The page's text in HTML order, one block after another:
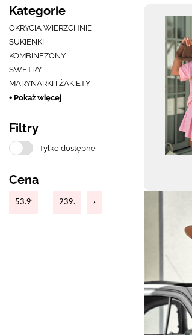
Kategorie
OKRYCIA WIERZCHNIE
SUKIENKI
KOMBINEZONY
SWETRY
MARYNARKI I ŻAKIETY
+ Pokaż więcej
Filtry
Tylko dostępne
Cena
-